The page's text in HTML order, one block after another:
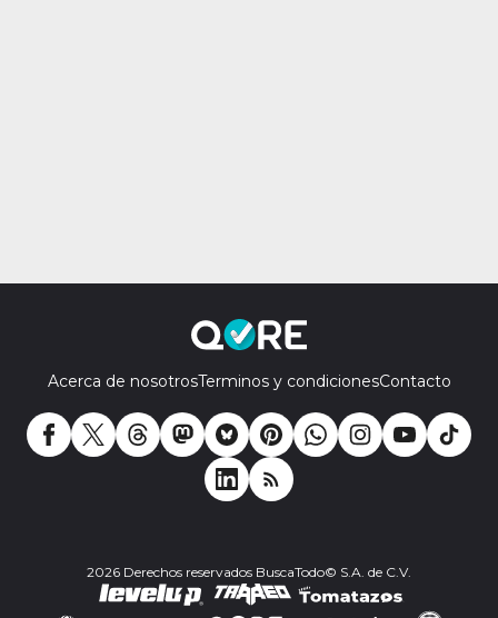
Acerca de nosotrosTerminos y condicionesContacto
2026 Derechos reservados BuscaTodo© S.A. de C.V.